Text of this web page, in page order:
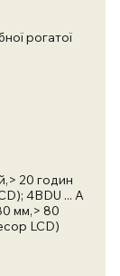
рогатої
20 годин
4BDU ... A
мм,> 80
LCD)